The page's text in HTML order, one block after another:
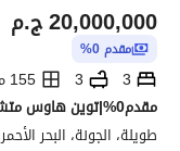
ج.م20,000,000
مقدم 0%
3
3
155 متر مربع
مقدم0%|توين هاوس متشطب بالكامل فيو واسع علي الاجون
طويلة، الجونة، البحر الأحمر